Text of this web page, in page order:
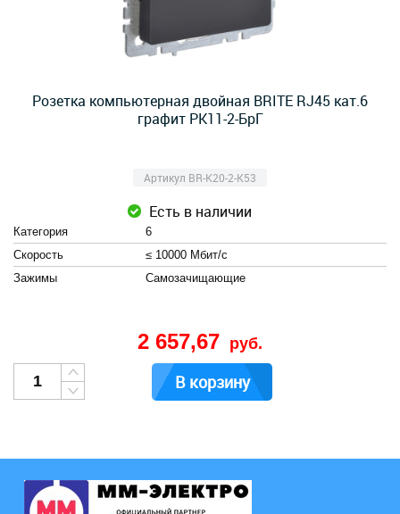
Розетка компьютерная двойная BRITE RJ45 кат.6
графит РК11-2-БрГ
Артикул BR-K20-2-K53
Есть в наличии
Категория
6
Скорость
≤ 10000 Мбит/с
Зажимы
Cамозачищающие
2 657,67 руб.
В корзину